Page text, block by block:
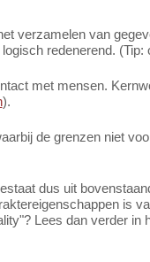
verzamelen van
redenerend. (Tip:
met mensen.
).
de grenzen niet
dus uit
is
Lees dan verder in